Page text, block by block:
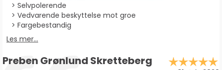
Selvpolerende
Vedvarende beskyttelse mot groe
Fargebestandig
Les mer...
Testimonial
Forfatter:
Preben Grønlund Skretteberg